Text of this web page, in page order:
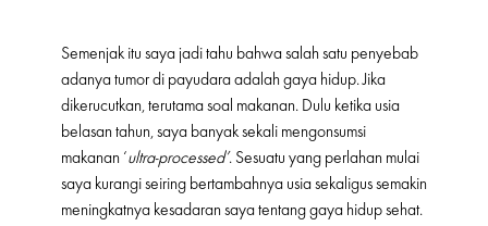
Semenjak itu saya jadi tahu bahwa salah satu penyebab
adanya tumor di payudara adalah gaya hidup. Jika
dikerucutkan, terutama soal makanan. Dulu ketika usia
belasan tahun, saya banyak sekali mengonsumsi
makanan ‘ultra-processed’. Sesuatu yang perlahan mulai
saya kurangi seiring bertambahnya usia sekaligus semakin
meningkatnya kesadaran saya tentang gaya hidup sehat.